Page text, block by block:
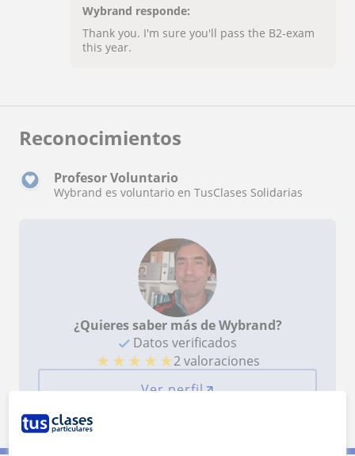
Wybrand responde:
Thank you. I'm sure you'll pass the B2-exam
this year.
Reconocimientos
Profesor Voluntario
Wybrand es voluntario en TusClases Solidarias
¿Quieres saber más de Wybrand?
Datos verificados
★ ★ ★ ★ ★2 valoraciones
Ver perfil